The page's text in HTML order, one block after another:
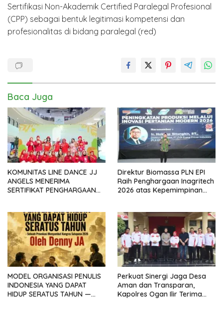
Sertifikasi Non-Akademik Certified Paralegal Profesional
(CPP) sebagai bentuk legitimasi kompetensi dan
profesionalitas di bidang paralegal (red)
Baca Juga
KOMUNITAS LINE DANCE JJ
ANGELS MENERIMA
SERTIFIKAT PENGHARGAAN
Direktur Biomassa PLN EPI
Raih Penghargaan Inagritech
2026 atas Kepemimpinan
MODEL ORGANISASI PENULIS
INDONESIA YANG DAPAT
HIDUP SERATUS TAHUN —
Perkuat Sinergi Jaga Desa
Aman dan Transparan,
Kapolres Ogan Ilir Terima